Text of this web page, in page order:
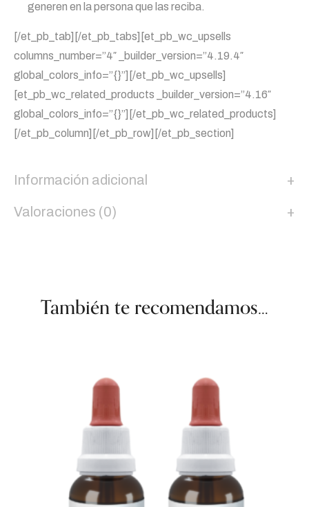
generen en la persona que las reciba.
[/et_pb_tab][/et_pb_tabs][et_pb_wc_upsells
columns_number=”4″ _builder_version=”4.19.4″
global_colors_info=”{}”][/et_pb_wc_upsells]
[et_pb_wc_related_products _builder_version=”4.16″
global_colors_info=”{}”][/et_pb_wc_related_products]
[/et_pb_column][/et_pb_row][/et_pb_section]
Información adicional
Valoraciones (0)
También te recomendamos…